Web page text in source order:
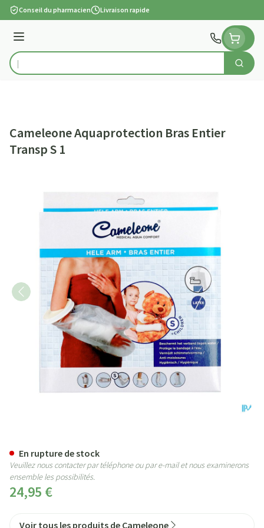
Aller au contenu
Conseil du pharmacien Livraison rapide
Menu
Rechercher
Cameleone Aquaprotection Bras Entier
Transp S 1
24,95 €
En rupture de stock
Veuillez nous contacter par téléphone ou par e-mail et nous examinerons
ensemble les possibilités.
Voir tous les produits de Cameleone